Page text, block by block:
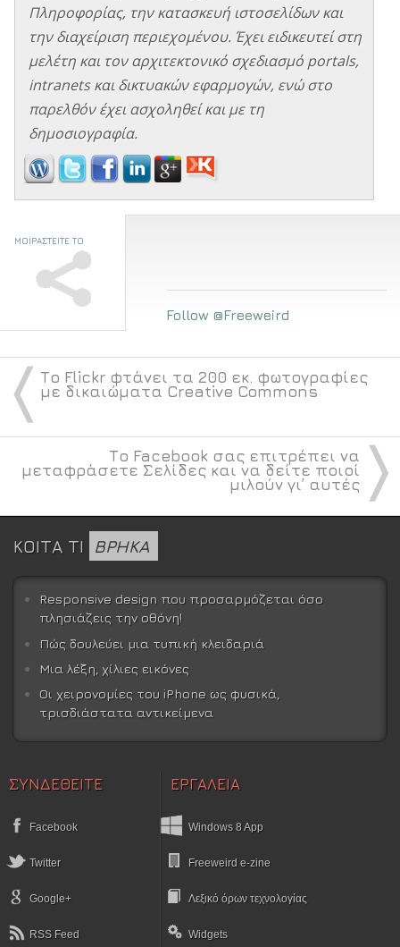
Πληροφορίας, την κατασκευή ιστοσελίδων και
την διαχείριση περιεχομένου. Έχει ειδικευτεί στη
μελέτη και τον αρχιτεκτονικό σχεδιασμό portals,
intranets και δικτυακών εφαρμογών, ενώ στο
παρελθόν έχει ασχοληθεί και με τη
δημοσιογραφία.
ΜΟΙΡΑΣΤΕΙΤΕ ΤΟ
Follow @Freeweird
〈 Το Flickr φτάνει τα 200 εκ. φωτογραφίες
με δικαιώματα Creative Commons
〉
Το Facebook σας επιτρέπει να
μεταφράσετε Σελίδες και να δείτε ποιοί
μιλούν γι’ αυτές
ΚΟΙΤΑ ΤΙ ΒΡΗΚΑ
Responsive design που προσαρμόζεται όσο
πλησιάζεις την οθόνη!
Πώς δουλεύει μια τυπική κλειδαριά
Μια λέξη, χίλιες εικόνες
Οι χειρονομίες του iPhone ως φυσικά,
τρισδιάστατα αντικείμενα
ΣΥΝΔΕΘΕΙΤΕ
Facebook
Twitter
Google+
RSS Feed
ΕΡΓΑΛΕΙΑ
Windows 8 App
Freeweird e-zine
Λεξικό όρων τεχνολογίας
Widgets